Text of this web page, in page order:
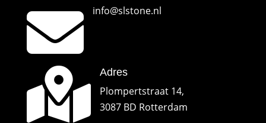
 info@slstone.nl
 Adres
Plompertstraat 14,
3087 BD Rotterdam